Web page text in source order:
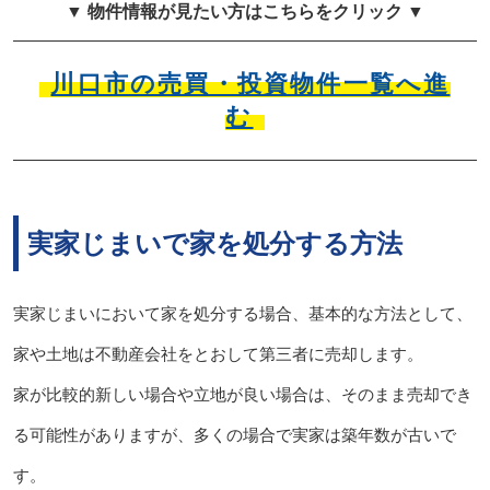
▼ 物件情報が見たい方はこちらをクリック ▼
川口市の売買・投資物件一覧へ進
む
実家じまいで家を処分する方法
実家じまいにおいて家を処分する場合、基本的な方法として、
家や土地は不動産会社をとおして第三者に売却します。
家が比較的新しい場合や立地が良い場合は、そのまま売却でき
る可能性がありますが、多くの場合で実家は築年数が古いで
す。